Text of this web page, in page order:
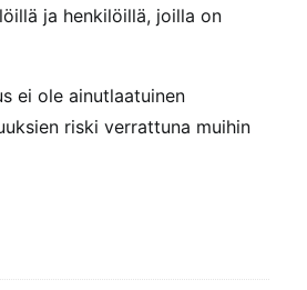
ja henkilöillä, joilla on
ei ole ainutlaatuinen
riski verrattuna muihin